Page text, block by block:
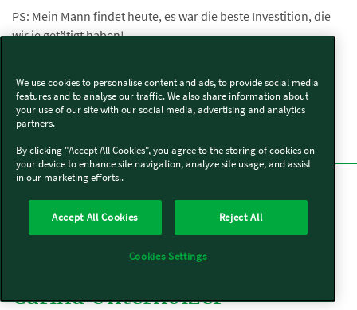
PS: Mein Mann findet heute, es war die beste Investition, die
wir je getätigt haben!
Schreibe deine
Erfolgsgeschichte
Carina Unterholzer
We use cookies to personalise content and ads, to provide social media
features and to analyse our traffic. We also share information about
your use of our site with our social media, advertising and analytics
partners.
By clicking "Accept All Cookies", you agree to the storing of cookies on
your device to enhance site navigation, analyze site usage, and assist
in our marketing efforts..
Accept All Cookies Reject All
Cookies Settings